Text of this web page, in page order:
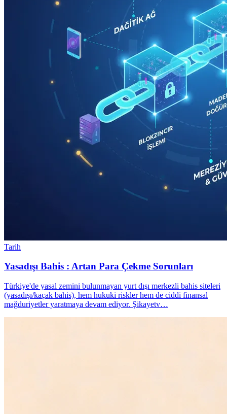
Tarih
Yasadışı Bahis : Artan Para Çekme Sorunları
Türkiye'de yasal zemini bulunmayan yurt dışı merkezli bahis siteleri
(yasadışı/kaçak bahis), hem hukuki riskler hem de ciddi finansal
mağduriyetler yaratmaya devam ediyor. Şikayetv…